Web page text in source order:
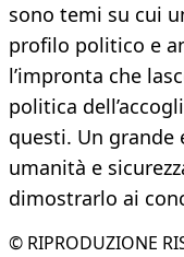
sono temi su cui
profilo politico e
l’impronta che
politica
questi. Un grande
umanità e
dimostrarlo ai
© RIPRODUZIONE